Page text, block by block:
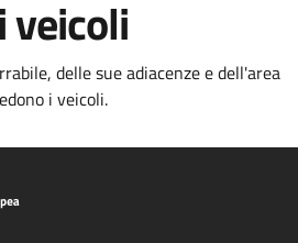
veicoli
delle sue adiacenze e dell'area
i veicoli.